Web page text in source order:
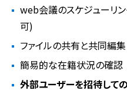
web会議のスケジューリ
可)
ファイルの共有と共同編集
簡易的な在籍状況の確認
外部ユーザーを招待して